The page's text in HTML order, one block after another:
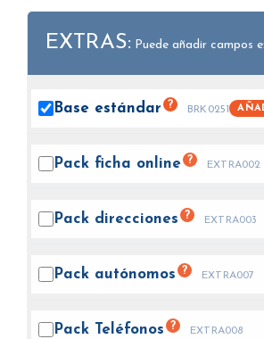
EXTRAS: Puede añadir campos
Base estándar ? BRK0251
Pack ficha online ? EXTRA002
Pack direcciones ? EXTRA003
Pack autónomos ? EXTRA007
Pack Teléfonos ? EXTRA008